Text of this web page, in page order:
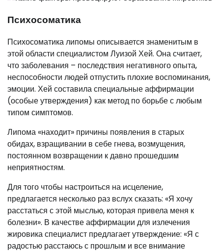
Психосоматика
Психосоматика липомы описывается знаменитым в
этой области специалистом Луизой Хей. Она считает,
что заболевания – последствия негативного опыта,
неспособности людей отпустить плохие воспоминания,
эмоции. Хей составила специальные аффирмации
(особые утверждения) как метод по борьбе с любым
типом симптомов.
Липома «находит» причины появления в старых
обидах, взращивании в себе гнева, возмущения,
постоянном возвращении к давно прошедшим
неприятностям.
Для того чтобы настроиться на исцеление,
предлагается несколько раз вслух сказать: «Я хочу
расстаться с этой мыслью, которая привела меня к
болезни». В качестве аффирмации для излечения
жировика специалист предлагает утверждение: «Я с
радостью расстаюсь с прошлым и все внимание